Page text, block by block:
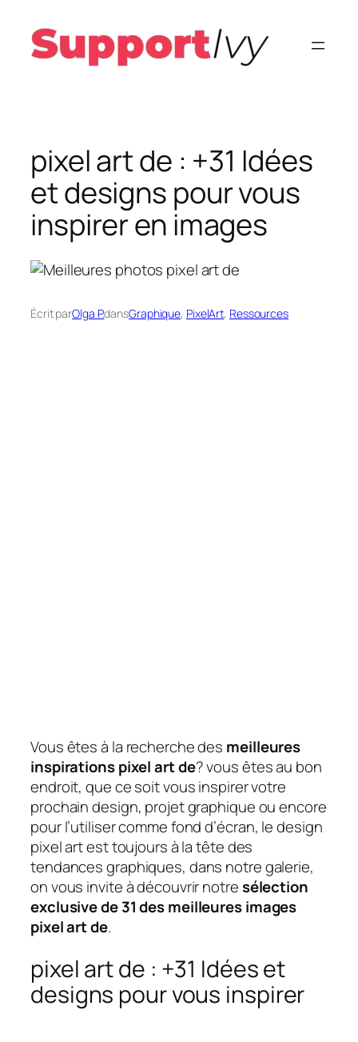
contenu
pixel art de : +31 Idées
et designs pour vous
inspirer en images
Écrit parOlga P.dansGraphique, PixelArt, Ressources
Vous êtes à la recherche des meilleures
inspirations pixel art de? vous êtes au bon
endroit, que ce soit vous inspirer votre
prochain design, projet graphique ou encore
pour l’utiliser comme fond d’écran, le design
pixel art est toujours à la tête des
tendances graphiques, dans notre galerie,
on vous invite à découvrir notresélection
exclusive de 31 des meilleures images
pixel art de.
pixel art de : +31 Idées et
designs pour vous inspirer